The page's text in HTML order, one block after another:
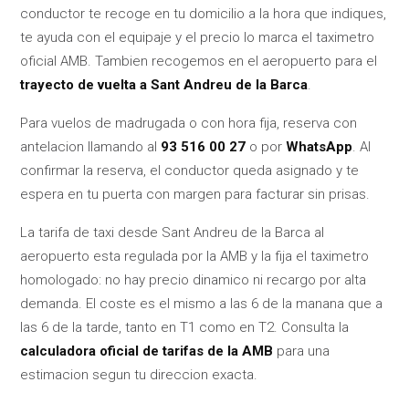
conductor te recoge en tu domicilio a la hora que indiques,
te ayuda con el equipaje y el precio lo marca el taximetro
oficial AMB. Tambien recogemos en el aeropuerto para el
trayecto de vuelta a Sant Andreu de la Barca.
Para vuelos de madrugada o con hora fija, reserva con
antelacion llamando al 93 516 00 27 o porWhatsApp. Al
confirmar la reserva, el conductor queda asignado y te
espera en tu puerta con margen para facturar sin prisas.
La tarifa de taxi desde Sant Andreu de la Barca al
aeropuerto esta regulada por la AMB y la fija el taximetro
homologado: no hay precio dinamico ni recargo por alta
demanda. El coste es el mismo a las 6 de la manana que a
las 6 de la tarde, tanto en T1 como en T2. Consulta la
calculadora oficial de tarifas de la AMB para una
estimacion segun tu direccion exacta.